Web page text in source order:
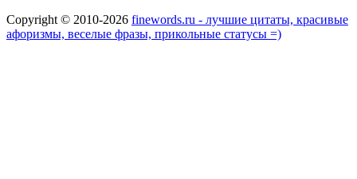
Copyright © 2010-2026 finewords.ru - лучшие цитаты, красивые
афоризмы, веселые фразы, прикольные статусы =)